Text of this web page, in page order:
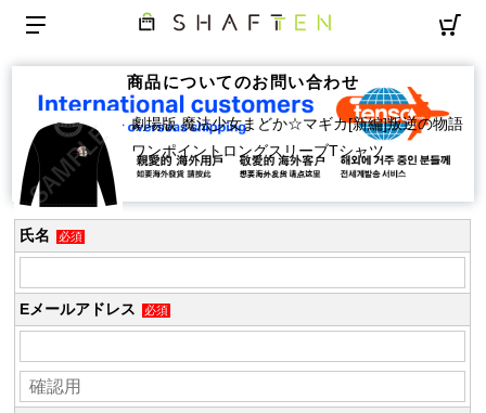
商品についてのお問い合わせ
劇場版 魔法少女まどか☆マギカ[新編]叛逆の物語
ワンポイントロングスリーブTシャツ
氏名 必須
Eメールアドレス 必須